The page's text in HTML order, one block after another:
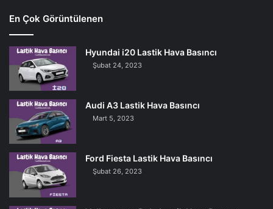
En Çok Görüntülenen
Hyundai i20 Lastik Hava Basıncı
Şubat 24, 2023
Audi A3 Lastik Hava Basıncı
Mart 5, 2023
Ford Fiesta Lastik Hava Basıncı
Şubat 26, 2023